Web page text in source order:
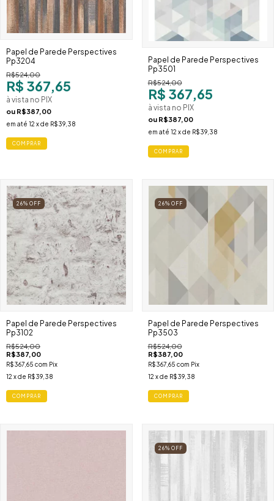
Papel de Parede Perspectives
Pp3204
R$524,00
R$ 367,65
à vista no PIX
ou R$387,00
em até 12 x de R$39,38
COMPRAR
Papel de Parede Perspectives
Pp3501
R$524,00
R$ 367,65
à vista no PIX
ou R$387,00
em até 12 x de R$39,38
COMPRAR
26% OFF
Papel de Parede Perspectives
Pp3102
R$524,00
R$387,00
R$367,65 com Pix
12 x de R$39,38
COMPRAR
26% OFF
Papel de Parede Perspectives
Pp3503
R$524,00
R$387,00
R$367,65 com Pix
12 x de R$39,38
COMPRAR
26% OFF